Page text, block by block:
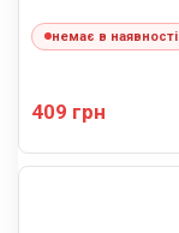
немає в наявності
409 грн